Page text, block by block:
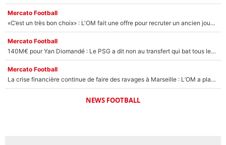
Mercato Football
«C’est un très bon choix» : L'OM fait une offre pour recruter un ancien joueur du PSG... et c'est validé dans l'After Foot !
Mercato Football
140M€ pour Yan Diomandé : Le PSG a dit non au transfert qui bat tous les records sur le mercato
Mercato Football
La crise financière continue de faire des ravages à Marseille : L’OM a placé 12 joueurs sur le marché des transferts… et ça pourrait lui rapporter près de 100M€ !
NEWS FOOTBALL